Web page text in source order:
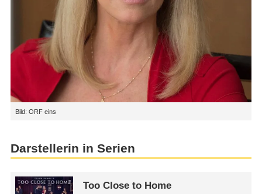
Bild: ORF eins
Darstellerin in Serien
Too Close to Home